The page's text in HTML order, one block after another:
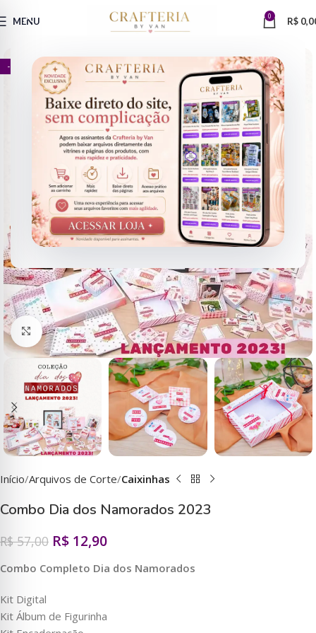
MENU 0 R$
- 77%
Clique para ampliar
Início Arquivos de Corte Caixinhas
Combo Dia dos Namorados 2023
R$57,00 R$ 12,90
Combo Completo Dia dos Namorados
Kit Digital
Kit Álbum de Figurinha